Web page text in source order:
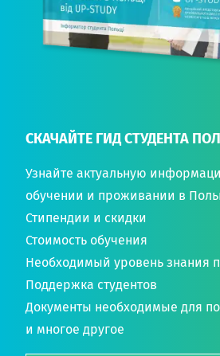
СКАЧАЙТЕ ГИД СТУДЕНТА
Узнайте актуальную
обучении и проживании в
Стипендии и скидки
Стоимость обучения
Необходимый уровень знания
Поддержка студентов
Документы необходимые для
и многое другое